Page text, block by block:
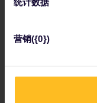
营销({0})
如果时间宽裕，
留！
啤酒。